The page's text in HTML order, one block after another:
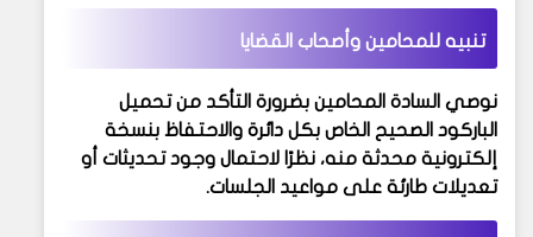
تنبيه للمحامين وأصحاب القضايا
نوصي السادة المحامين بضرورة التأكد منتحميل
الباركود الصحيح الخاص بكل دائرة والاحتفاظ بنسخة
إلكترونية محدثة منه، نظرًا لاحتمال وجودتحديثات أو
تعديلات طارئة على مواعيد الجلسات.